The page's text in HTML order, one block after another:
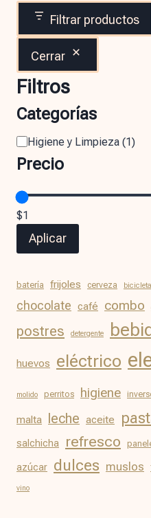
Filtrar productos
Cerrar
Filtros
Categorías
Higiene y Limpieza (1)
Precio
$1
Aplicar
batería frijoles cerveza bicicleta
chocolate café combo
postres detergente
huevos eléctrico
molido perritos higiene
malta leche aceite
salchicha refresco
azúcar dulces muslos
vino